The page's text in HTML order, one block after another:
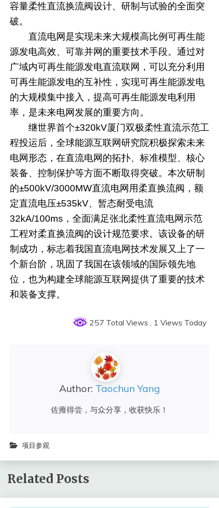
容量柔性直流换流阀设计、研制与试验的全面突
破。
直流电网是实现未来大规模高比例可再生能
源发电高效、可靠并网的重要技术手段。通过对
广域内可再生能源发电直流联网，可以充分利用
可再生能源发电的互补性，实现可再生能源发电
的大规模集中接入，提高可再生能源发电利用
率，是未来电网发展的重要方向。
继世界首个±320kV厦门双极柔性直流示范工
程投运后，全球能源互联网研究院积极探索未来
电网形态，在直流电网的拓扑、标准模型、核心
装备、控制保护等方面不断取得突破。本次研制
的±500kV/3000MW直流电网用柔直换流阀，额
定直流电压±535kV、暂态耐受电流
32kA/100ms ，全面满足张北柔性直流电网示范
工程对柔直换流阀的设计规范要求。该设备的研
制成功，标志着我国直流电网技术发展又上了一
个新台阶，巩固了我国在该领域的国际领先地
位，也为构建全球能源互联网提供了重要的技术
和装备支撑。
257 Total Views , 1 Views Today
Author: Taochun Yang
佐雍得尝，与众分享，收获快乐！
项目参观
Related Posts